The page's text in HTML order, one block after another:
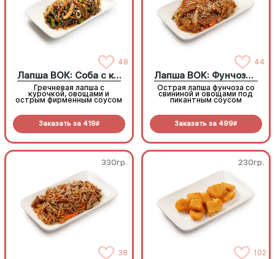
48
Лапша ВОК: Соба с курицей
Гречневая лапша с
курочкой, овощами и
острым фирменным соусом
Заказать за 419R
44
Лапша ВОК: Фунчоза со свининой
Острая лапша фунчоза со
свининой и овощами под
пикантным соусом
Заказать за 499R
330гр.
38
230гр.
102